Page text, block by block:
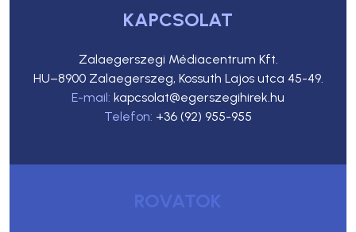
KAPCSOLAT
Zalaegerszegi Médiacentrum Kft.
HU–8900 Zalaegerszeg, Kossuth Lajos utca 45-49.
E-mail: kapcsolat@egerszegihirek.hu
Telefon: +36 (92) 955-955
ROVATOK